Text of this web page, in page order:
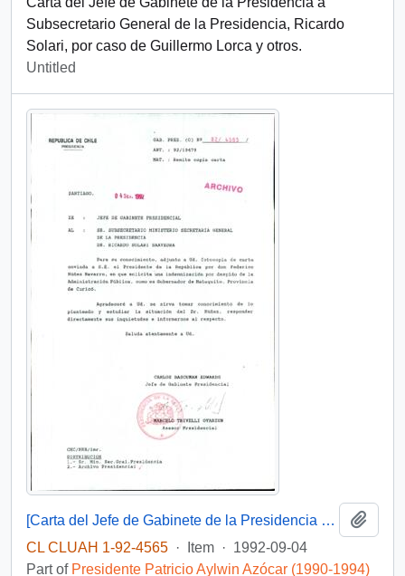
Subsecretario General de la Presidencia, Ricardo
Solari, por caso de Guillermo Lorca y otros.
Untitled
[Carta del Jefe de Gabinete de la Presidencia a Subsecretario de la Secretaría General de la Presidencia]
CL CLUAH 1-92-4565 · Item · 1992-09-04
Part of Presidente Patricio Aylwin Azócar (1990-1994)